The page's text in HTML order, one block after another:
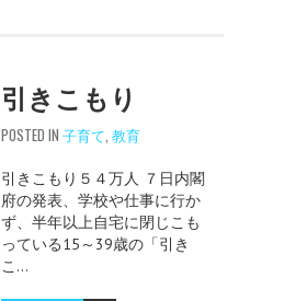
引きこもり
POSTED IN 子育て 教育
引きこもり５４万人 ７日内閣
府の発表、学校や仕事に行か
ず、半年以上自宅に閉じこも
っている15～39歳の「引き
こ…